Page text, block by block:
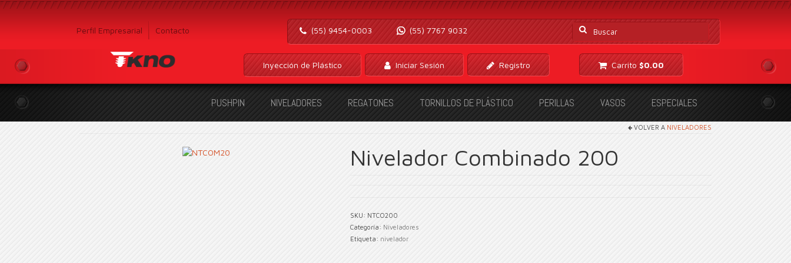
Perfil Empresarial Contacto
Buscar
por:
(55) 9454-0003 (55) 7767 9032
Inyección de Plástico Iniciar Sesión Registro Carrito $0.00
PUSHPIN NIVELADORES REGATONES TORNILLOS DE PLÁSTICO PERILLAS VASOS ESPECIALES
VOLVER A NIVELADORES
Nivelador Combinado 200
SKU: NTCO200
Categoría: Niveladores
Etiqueta: nivelador